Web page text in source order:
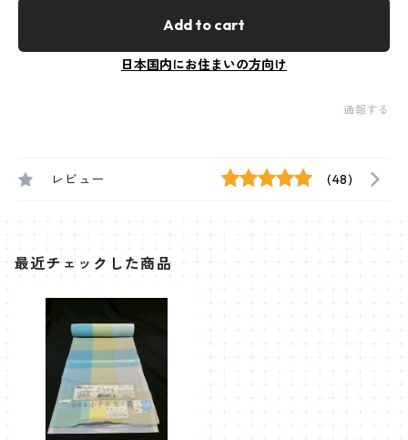
Add to cart
日本国内にお住まいの方向け
通報する
レビュー (48)
最近チェックした商品